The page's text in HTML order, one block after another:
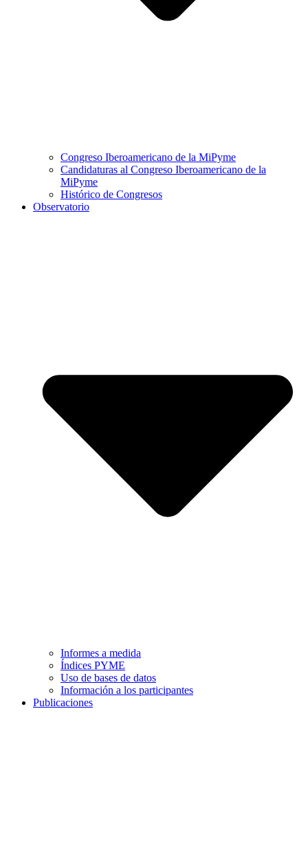
Congreso Iberoamericano de la MiPyme
Candidaturas al Congreso Iberoamericano de la
MiPyme
Histórico de Congresos
Observatorio
Informes a medida
Índices PYME
Uso de bases de datos
Información a los participantes
Publicaciones